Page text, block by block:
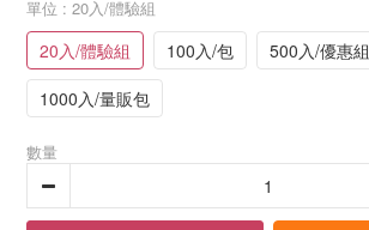
單位 : 20入/體驗組
20入/體驗組 100入/包
500入/優惠組
1000入/量販包
數量